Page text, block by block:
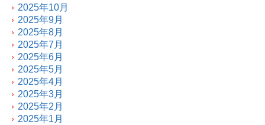
2025年10月
2025年9月
2025年8月
2025年7月
2025年6月
2025年5月
2025年4月
2025年3月
2025年2月
2025年1月